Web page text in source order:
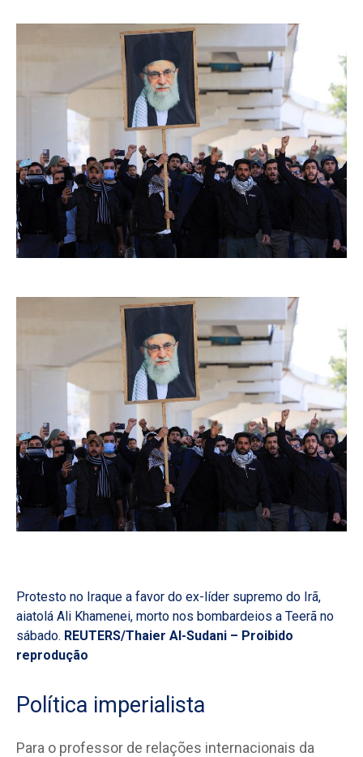
Protesto no Iraque a favor do ex-líder supremo do Irã,
aiatolá Ali Khamenei, morto nos bombardeios a Teerã no
sábado. REUTERS/Thaier Al-Sudani – Proibido
reprodução
Política imperialista
Para o professor de relações internacionais da